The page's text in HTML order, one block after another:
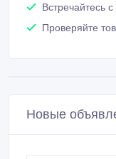
Встречайтесь
Проверяйте
Новые